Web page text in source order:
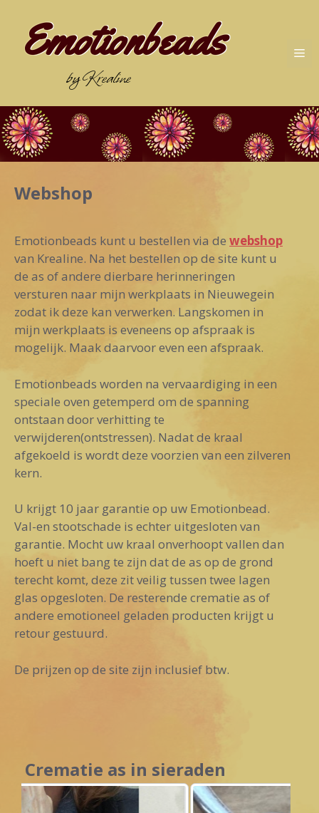
Emotionbeads
by Krealine
Webshop
Emotionbeads kunt u bestellen via de webshop
van Krealine. Na het bestellen op de site kunt u
de as of andere dierbare herinneringen
versturen naar mijn werkplaats in Nieuwegein
zodat ik deze kan verwerken. Langskomen in
mijn werkplaats is eveneens op afspraak is
mogelijk. Maak daarvoor even een afspraak.
Emotionbeads worden na vervaardiging in een
speciale oven getemperd om de spanning
ontstaan door verhitting te
verwijderen(ontstressen). Nadat de kraal
afgekoeld is wordt deze voorzien van een zilveren
kern.
U krijgt 10 jaar garantie op uw Emotionbead.
Val-en stootschade is echter uitgesloten van
garantie. Mocht uw kraal onverhoopt vallen dan
hoeft u niet bang te zijn dat de as op de grond
terecht komt, deze zit veilig tussen twee lagen
glas opgesloten. De resterende crematie as of
andere emotioneel geladen producten krijgt u
retour gestuurd.
De prijzen op de site zijn inclusief btw.
Crematie as in sieraden